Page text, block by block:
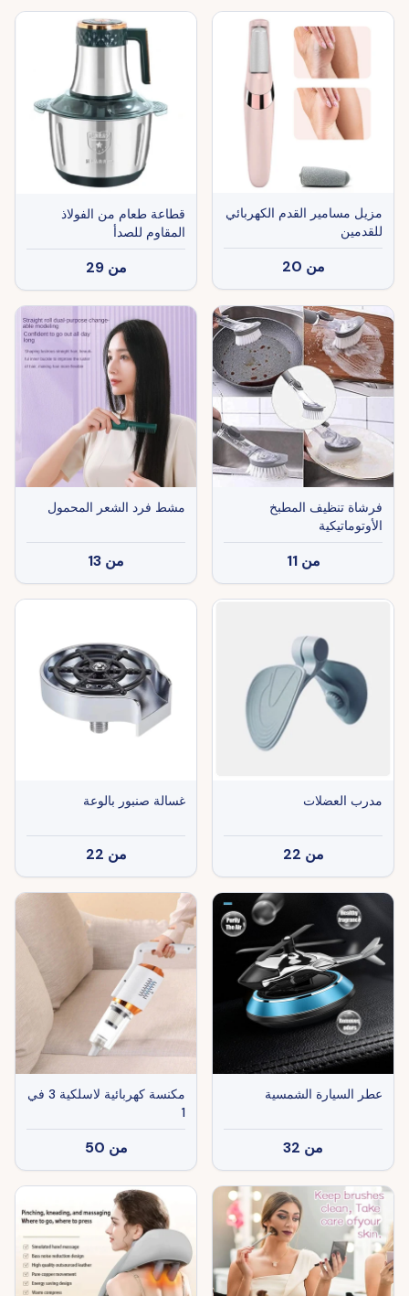
مزيل مسامير القدم الكهربائي
للقدمين
من 20
قطاعة طعام من الفولاذ
المقاوم للصدأ
من 29
فرشاة تنظيف المطبخ
الأوتوماتيكية
من 11
مشط فرد الشعر المحمول
من 13
مدرب العضلات
من 22
غسالة صنبور بالوعة
من 22
عطر السيارة الشمسية
من 32
مكنسة كهربائية لاسلكية 3 في
1
من 50